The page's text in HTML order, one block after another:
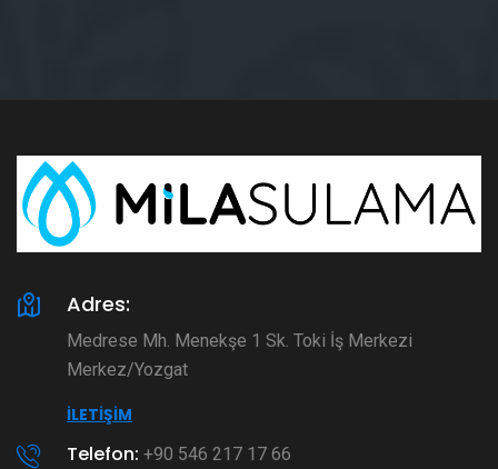
Adres:
Medrese Mh. Menekşe 1 Sk. Toki İş Merkezi
Merkez/Yozgat
İLETIŞIM
Telefon: +90 546 217 17 66